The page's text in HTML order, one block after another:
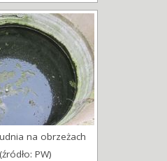
na obrzeżach
PW)